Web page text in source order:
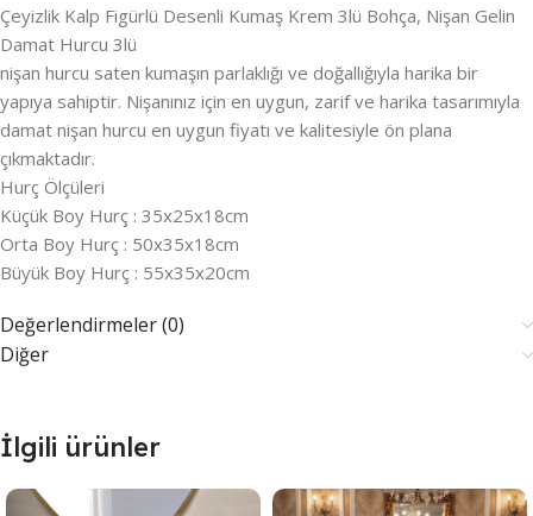
Çeyizlik Kalp Figürlü Desenli Kumaş Krem 3lü Bohça, Nişan Gelin
Damat Hurcu 3lü
nişan hurcu saten kumaşın parlaklığı ve doğallığıyla harika bir
yapıya sahiptir. Nişanınız için en uygun, zarif ve harika tasarımıyla
damat nişan hurcu en uygun fiyatı ve kalitesiyle ön plana
çıkmaktadır.
Hurç Ölçüleri
Küçük Boy Hurç : 35x25x18cm
Orta Boy Hurç : 50x35x18cm
Büyük Boy Hurç : 55x35x20cm
Değerlendirmeler (0)
Diğer
İlgili ürünler